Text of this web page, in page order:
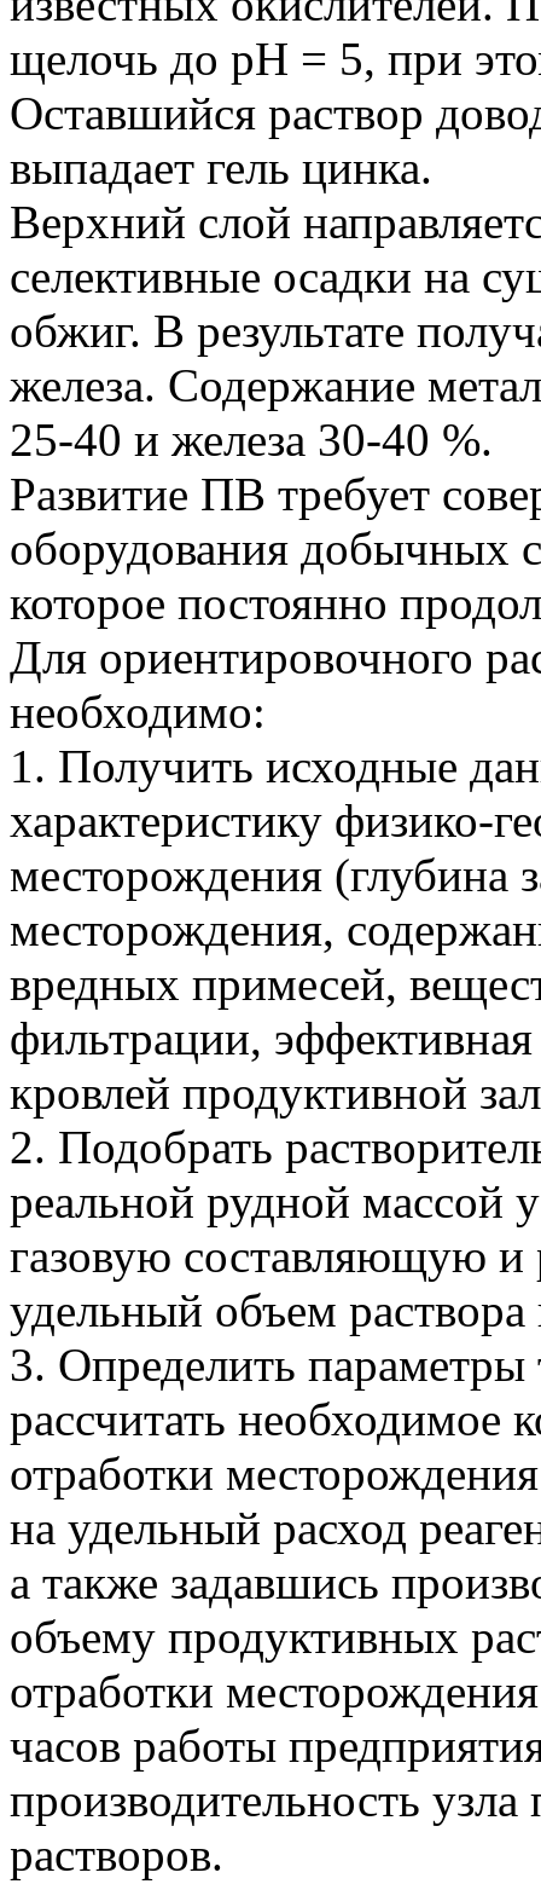
щелочь до рН = 5, при
Оставшийся раствор
выпадает гель цинка.
Верхний слой
селективные осадки на
обжиг. В результате
железа. Содержание
25-40 и железа 30-40 %.
Развитие ПВ требует
оборудования добычных
которое постоянно
Для ориентировочного
необходимо:
1. Получить исходные
характеристику физико-
месторождения (глубина
месторождения,
вредных примесей,
фильтрации,
кровлей продуктивной
2. Подобрать
реальной рудной массой
газовую составляющую и
удельный объем
3. Определить
рассчитать необходимое
отработки
на удельный расход
а также задавшись
объему продуктивных
отработки
часов работы
производительность
растворов.